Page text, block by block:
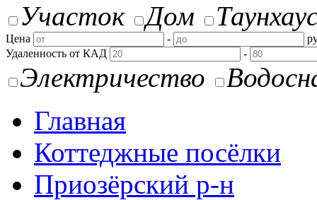
Участок
Дом
Цена -
Удаленность от КАД
-
Электричество
Главная
Коттеджные посёлки
Приозёрский р-н